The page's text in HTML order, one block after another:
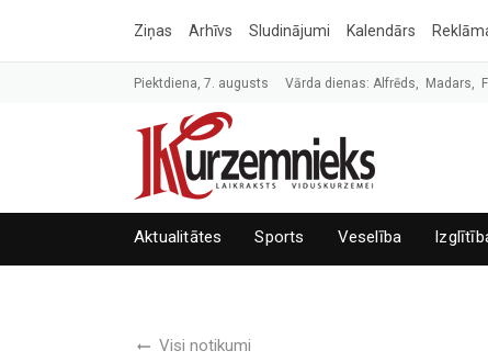
Ziņas Arhīvs Sludinājumi Kalendārs
Piektdiena, 7. augusts Vārda dienas: Alfrēds, Madars,
Aktualitātes Sports Veselība
Visi notikumi